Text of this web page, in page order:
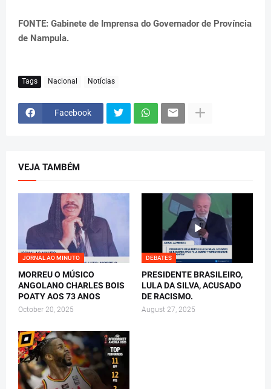
FONTE: Gabinete de Imprensa do Governador de Província
de Nampula.
Tags Nacional Notícias
Facebook
VEJA TAMBÉM
JORNAL AO MINUTO
MORREU O MÚSICO
ANGOLANO CHARLES BOIS
POATY AOS 73 ANOS
October 20, 2025
DEBATES
PRESIDENTE BRASILEIRO,
LULA DA SILVA, ACUSADO
DE RACISMO.
August 27, 2025